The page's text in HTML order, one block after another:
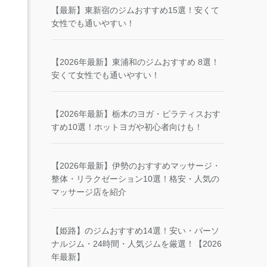
【最新】東新宿のジムおすすめ15選！安くて
女性でも通いやすい！
【2026年最新】東浦和のジムおすすめ 8選！
安くて女性でも通いやすい！
【2026年最新】栃木のヨガ・ピラティスおす
すめ10選！ホットヨガや初心者向けも！
【2026年最新】伊勢のおすすめマッサージ・
整体・リラクゼーション10選！格安・人気の
マッサージ店を紹介
【姫路】のジムおすすめ14選！安い・パーソ
ナルジム・24時間・人気ジムを厳選！【2026
年最新】